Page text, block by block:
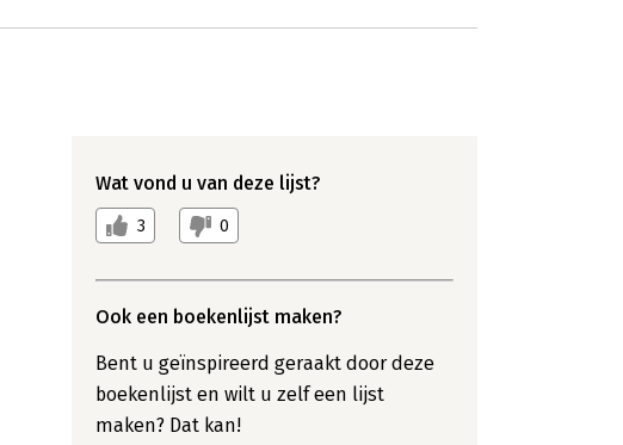
Wat vond u van deze lijst?
3 0
Ook een boekenlijst maken?
Bent u geïnspireerd geraakt door deze
boekenlijst en wilt u zelf een lijst
maken? Dat kan!